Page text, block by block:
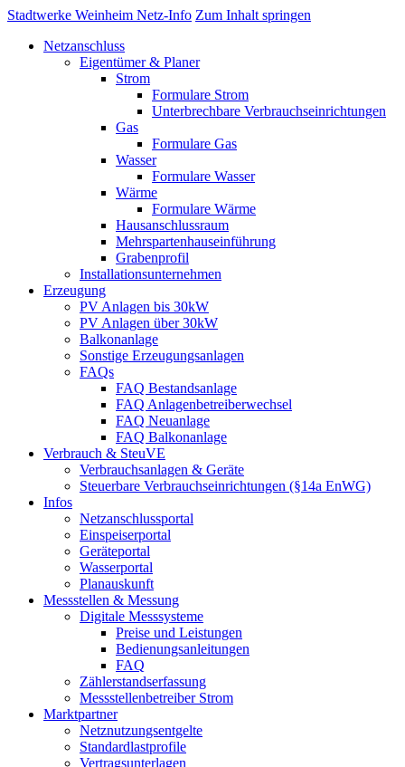
Stadtwerke Weinheim Netz-Info Zum Inhalt springen
Netzanschluss
Eigentümer & Planer
Strom
Formulare Strom
Unterbrechbare Verbrauchseinrichtungen
Gas
Formulare Gas
Wasser
Formulare Wasser
Wärme
Formulare Wärme
Hausanschlussraum
Mehrspartenhauseinführung
Grabenprofil
Installationsunternehmen
Erzeugung
PV Anlagen bis 30kW
PV Anlagen über 30kW
Balkonanlage
Sonstige Erzeugungsanlagen
FAQs
FAQ Bestandsanlage
FAQ Anlagenbetreiberwechsel
FAQ Neuanlage
FAQ Balkonanlage
Verbrauch & SteuVE
Verbrauchsanlagen & Geräte
Steuerbare Verbrauchseinrichtungen (§14a EnWG)
Infos
Netzanschlussportal
Einspeiserportal
Geräteportal
Wasserportal
Planauskunft
Messstellen & Messung
Digitale Messsysteme
Preise und Leistungen
Bedienungsanleitungen
FAQ
Zählerstandserfassung
Messstellenbetreiber Strom
Marktpartner
Netznutzungsentgelte
Standardlastprofile
Vertragsunterlagen